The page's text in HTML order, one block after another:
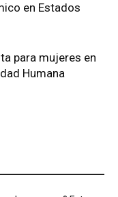
en Estados
para mujeres en
Humana